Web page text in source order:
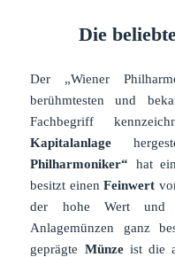
Die
Der „Wiener
berühmtesten und
Fachbegriff
Kapitalanlage
Philharmoniker“ hat
besitzt einenFeinwert
der hohe Wert und
Anlagemünzen ganz
geprägte Münzeist die